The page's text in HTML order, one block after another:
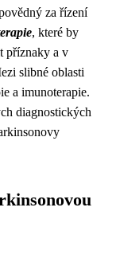
za řízení
, které by
příznaky a v
slibné oblasti
a imunoterapie.
diagnostických